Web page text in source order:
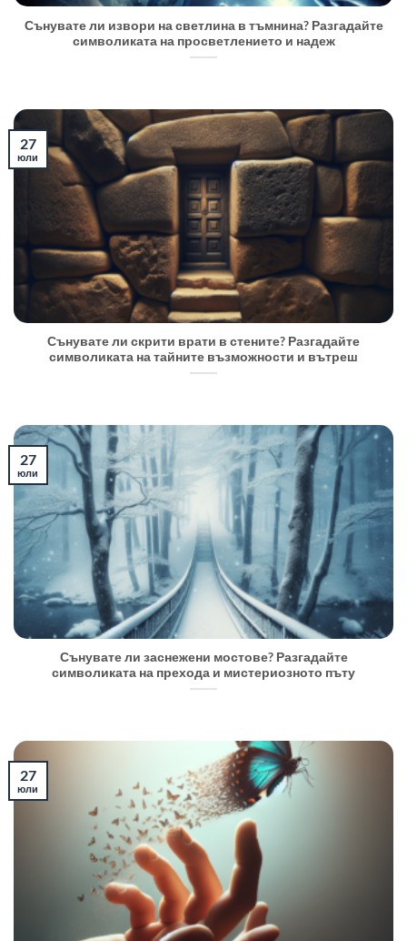
Сънувате ли извори на светлина в тъмнина? Разгадайте
символиката на просветлението и надеж
Сънувате ли скрити врати в стените? Разгадайте
символиката на тайните възможности и вътреш
27
юли
Сънувате ли заснежени мостове? Разгадайте
символиката на прехода и мистериозното пъту
27
юли
27
юли